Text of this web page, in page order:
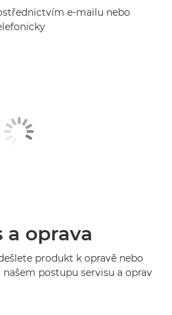
e-mailu nebo
a oprava
produkt k opravě nebo
postupu servisu a oprav